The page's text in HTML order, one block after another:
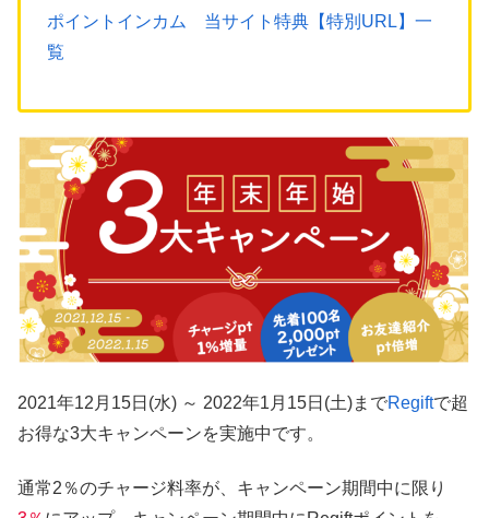
ポイントインカム 当サイト特典【特別URL】一
覧
2021年12月15日(水) ～ 2022年1月15日(土)までRegiftで超
お得な3大キャンペーンを実施中です。
通常2％のチャージ料率が、キャンペーン期間中に限り